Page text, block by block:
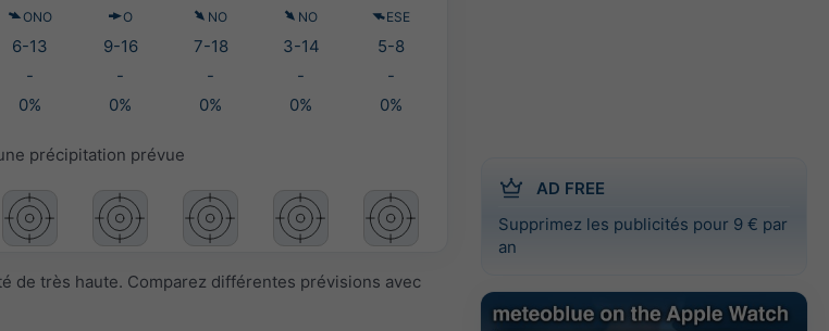
AD FREE
Supprimez les publicités pour 9 € par
an
ONO O NO NO ESE
6-13 9-16 7-18 3-14
5-8
- - - -
-
0% 0% 0% 0% 0%
précipitation prévue
de très haute. Comparez différentes prévisions avec